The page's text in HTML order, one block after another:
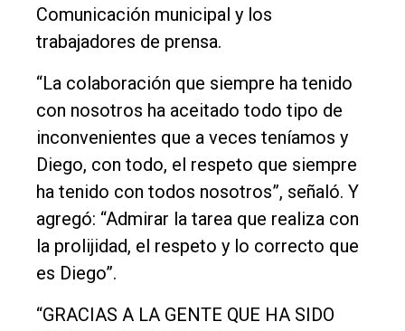
Comunicación municipal y los
trabajadores de prensa.
“La colaboración que siempre ha tenido
con nosotros ha aceitado todo tipo de
inconvenientes que a veces teníamos y
Diego, con todo, el respeto que siempre
ha tenido con todos nosotros”, señaló. Y
agregó: “Admirar la tarea que realiza con
la prolijidad, el respeto y lo correcto que
es Diego”.
“GRACIAS A LA GENTE QUE HA SIDO